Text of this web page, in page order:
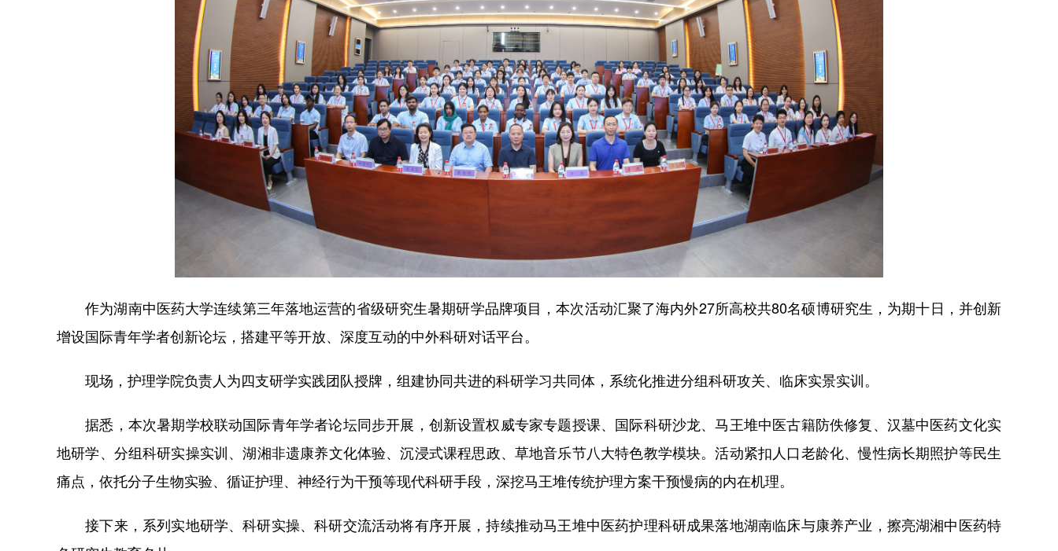
作为湖南中医药大学连续第三年落地运营的省级研究生暑期研学品牌项目，本次活动汇聚了海内外27所高校共80名硕博研究生，为期十日，并创新
增设国际青年学者创新论坛，搭建平等开放、深度互动的中外科研对话平台。
现场，护理学院负责人为四支研学实践团队授牌，组建协同共进的科研学习共同体，系统化推进分组科研攻关、临床实景实训。
据悉，本次暑期学校联动国际青年学者论坛同步开展，创新设置权威专家专题授课、国际科研沙龙、马王堆中医古籍防佚修复、汉墓中医药文化实
地研学、分组科研实操实训、湖湘非遗康养文化体验、沉浸式课程思政、草地音乐节八大特色教学模块。活动紧扣人口老龄化、慢性病长期照护等民生
痛点，依托分子生物实验、循证护理、神经行为干预等现代科研手段，深挖马王堆传统护理方案干预慢病的内在机理。
接下来，系列实地研学、科研实操、科研交流活动将有序开展，持续推动马王堆中医药护理科研成果落地湖南临床与康养产业，擦亮湖湘中医药特